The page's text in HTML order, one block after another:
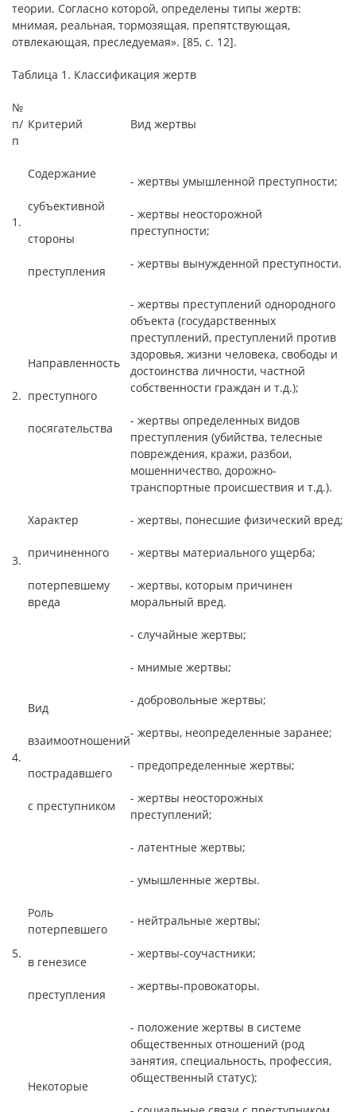
теории. Согласно которой, определены типы жертв:
мнимая, реальная, тормозящая, препятствующая,
отвлекающая, преследуемая». [85, с. 12].
Таблица 1. Классификация жертв
№
п/
п
Критерий Вид жертвы
1.
Содержание
субъективной
стороны
преступления
- жертвы умышленной преступности;
- жертвы неосторожной
преступности;
- жертвы вынужденной преступности.
2.
Направленность
преступного
посягательства
- жертвы преступлений однородного
объекта (государственных
преступлений, преступлений против
здоровья, жизни человека, свободы и
достоинства личности, частной
собственности граждан и т.д.);
- жертвы определенных видов
преступления (убийства, телесные
повреждения, кражи, разбои,
мошенничество, дорожно-
транспортные происшествия и т.д.).
3.
Характер
причиненного
потерпевшему
вреда
- жертвы, понесшие физический вред;
- жертвы материального ущерба;
- жертвы, которым причинен
моральный вред.
4.
Вид
взаимоотношений
пострадавшего
с преступником
- случайные жертвы;
- мнимые жертвы;
- добровольные жертвы;
- жертвы, неопределенные заранее;
- предопределенные жертвы;
- жертвы неосторожных
преступлений;
- латентные жертвы;
- умышленные жертвы.
5.
Роль
потерпевшего
в генезисе
преступления
- нейтральные жертвы;
- жертвы-соучастники;
- жертвы-провокаторы.
Некоторые
- положение жертвы в системе
общественных отношений (род
занятия, специальность, профессия,
общественный статус);